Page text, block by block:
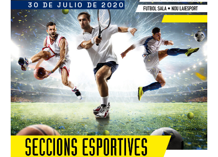
30 DE JULIO DE 2020